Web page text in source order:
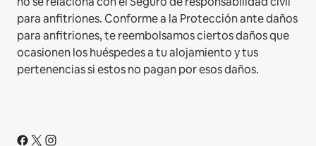
para anfitriones. Conforme a la Protección ante daños
para anfitriones, te reembolsamos ciertos daños que
ocasionen los huéspedes a tu alojamiento y tus
pertenencias si estos no pagan por esos daños.